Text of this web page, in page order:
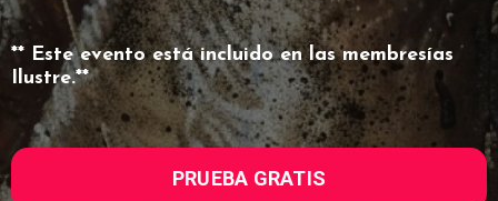
** Este evento está incluido en las membresías
Ilustre.**
PRUEBA GRATIS